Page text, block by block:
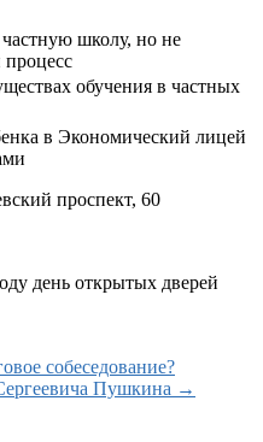
школу, но не
обучения в частных
в Экономический лицей
проспект, 60
день открытых дверей
собеседование?
Пушкина →